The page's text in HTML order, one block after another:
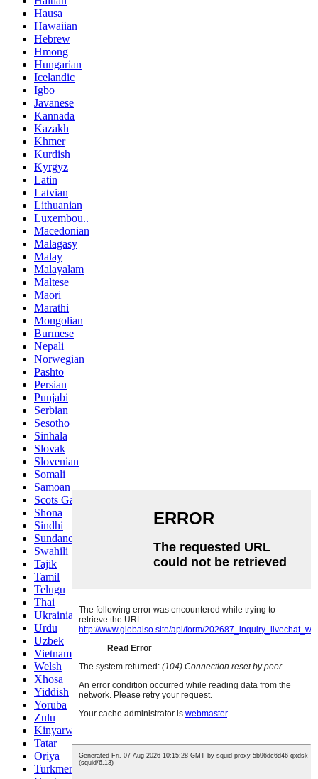
Hausa
Hawaiian
Hebrew
Hmong
Hungarian
Icelandic
Igbo
Javanese
Kannada
Kazakh
Khmer
Kurdish
Kyrgyz
Latin
Latvian
Lithuanian
Luxembou..
Macedonian
Malagasy
Malay
Malayalam
Maltese
Maori
Marathi
Mongolian
Burmese
Nepali
Norwegian
Pashto
Persian
Punjabi
Serbian
Sesotho
Sinhala
Slovak
Slovenian
Somali
Samoan
Scots Gaelic
Shona
Sindhi
Sundanese
Swahili
Tajik
Tamil
Telugu
Thai
Ukrainian
Urdu
Uzbek
Vietnamese
Welsh
Xhosa
Yiddish
Yoruba
Zulu
Kinyarwanda
Tatar
Oriya
Turkmen